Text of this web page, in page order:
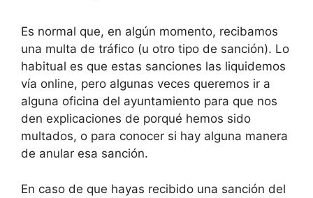
Es normal que, en algún momento, recibamos
una multa de tráfico (u otro tipo de sanción). Lo
habitual es que estas sanciones las liquidemos
vía online, pero algunas veces queremos ir a
alguna oficina del ayuntamiento para que nos
den explicaciones de porqué hemos sido
multados, o para conocer si hay alguna manera
de anular esa sanción.
En caso de que hayas recibido una sanción del